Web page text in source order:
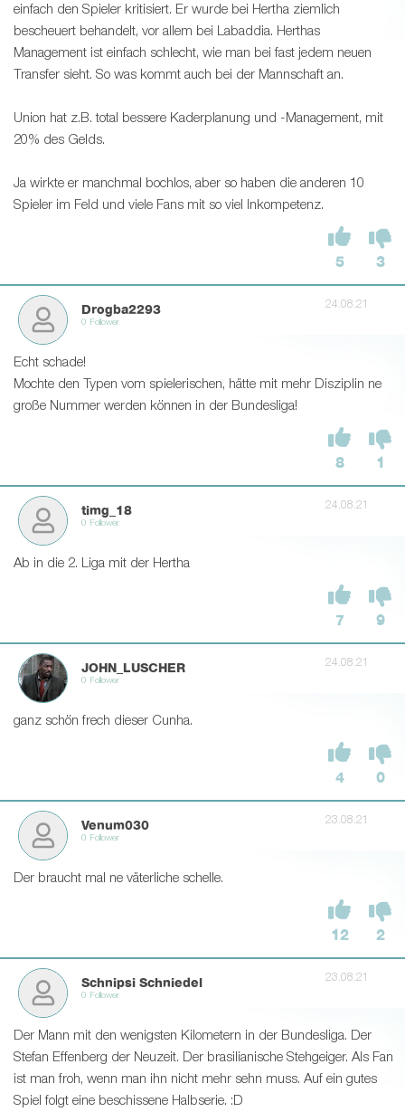
einfach den Spieler kritisiert. Er wurde bei Hertha ziemlich
bescheuert behandelt, vor allem bei Labaddia. Herthas
Management ist einfach schlecht, wie man bei fast jedem neuen
Transfer sieht. So was kommt auch bei der Mannschaft an.
Union hat z.B. total bessere Kaderplanung und -Management, mit
20% des Gelds.
Ja wirkte er manchmal bochlos, aber so haben die anderen 10
Spieler im Feld und viele Fans mit so viel Inkompetenz.
5 3
Drogba2293
0 Follower
24.08.21
Echt schade!
Mochte den Typen vom spielerischen, hätte mit mehr Disziplin ne
große Nummer werden können in der Bundesliga!
8 1
timg_18
0 Follower
24.08.21
Ab in die 2. Liga mit der Hertha
7 9
JOHN_LUSCHER
0 Follower
24.08.21
ganz schön frech dieser Cunha.
4 0
Venum030
0 Follower
23.08.21
Der braucht mal ne väterliche schelle.
12 2
Schnipsi Schniedel
0 Follower
23.08.21
Der Mann mit den wenigsten Kilometern in der Bundesliga. Der
Stefan Effenberg der Neuzeit. Der brasilianische Stehgeiger. Als Fan
ist man froh, wenn man ihn nicht mehr sehn muss. Auf ein gutes
Spiel folgt eine beschissene Halbserie. :D